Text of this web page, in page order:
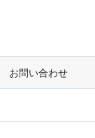
お問い合わせ